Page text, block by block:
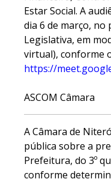
Estar Social. A
dia 6 de março, no
Legislativa, em
virtual), conforme
https://
ASCOM Câmara
A Câmara de
pública sobre a
Prefeitura, do 3º
conforme